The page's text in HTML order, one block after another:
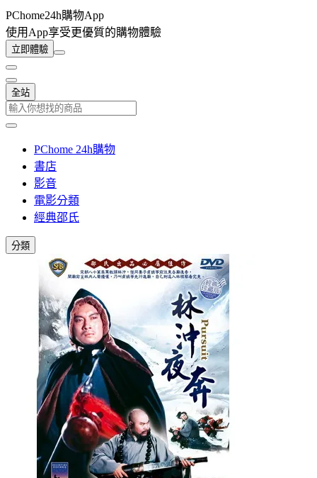
PChome24h購物App
使用App享受更優質的購物體驗
立即體驗
全站
PChome 24h購物
書店
影音
電影分類
經典邵氏
分類